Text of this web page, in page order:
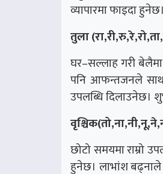
व्यापारमा फाइदा
तुला
घर–सल्लाह गरी
पनि आफन्तजनले साथ
उपलब्धि दिलाउनेछ।
छोटो समयमा राम्रो
हुनेछ। लाभांश बढ्नाले